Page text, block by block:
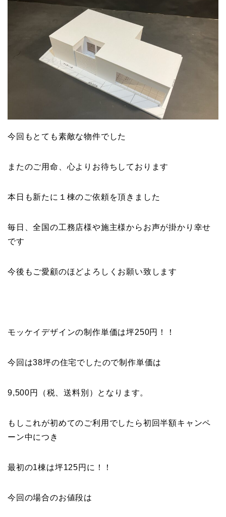
今回もとても素敵な物件でした
またのご用命、心よりお待ちしております
本日も新たに１棟のご依頼を頂きました
毎日、全国の工務店様や施主様からお声が掛かり幸せ
です
今後もご愛顧のほどよろしくお願い致します
モッケイデザインの制作単価は坪250円！！
今回は38坪の住宅でしたので制作単価は
9,500円（税、送料別）となります。
もしこれが初めてのご利用でしたら初回半額キャンペ
ーン中につき
最初の1棟は坪125円に！！
今回の場合のお値段は